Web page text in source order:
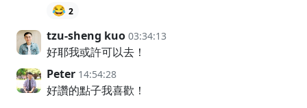
😂 2
tzu-sheng kuo 03:34:13
好耶我或許可以去！
Peter 14:54:28
好讚的點子我喜歡！